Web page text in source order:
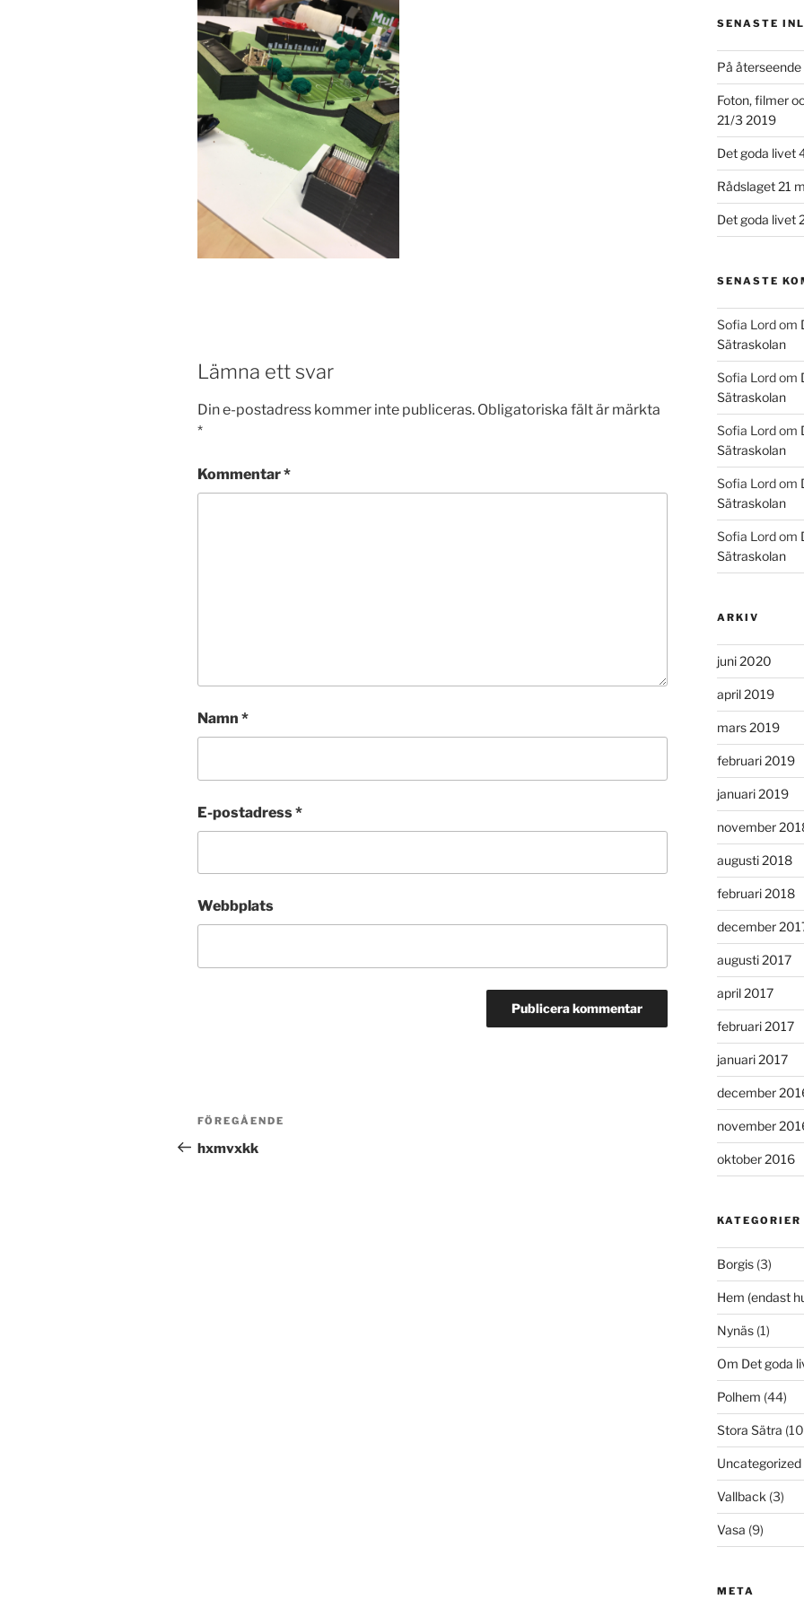
Lämna ett svar
Din e-postadress kommer inte publiceras. Obligatoriska fält är märkta
*
Kommentar*
Namn *
E-postadress*
Webbplats
Inläggsnavigering
Föregående
inlägg
FÖREGÅENDE
hxmvxkk
SENASTE
På
Foton, filmer
21/3 2019
Det goda livet
Rådslaget 21
Det goda livet
SENASTE
Sofia Lordom
Sätraskolan
Sofia Lordom
Sätraskolan
Sofia Lordom
Sätraskolan
Sofia Lordom
Sätraskolan
Sofia Lordom
Sätraskolan
ARKIV
juni 2020
april 2019
mars 2019
februari 2019
januari 2019
november
augusti 2018
februari 2018
december
augusti 2017
april 2017
februari 2017
januari 2017
december
november
oktober 2016
KATEGORIER
Borgis(3)
Hem (endast
Nynäs(1)
Om Det goda
Polhem (44)
Stora Sätra
Uncategorized
Vallback (3)
Vasa (9)
META